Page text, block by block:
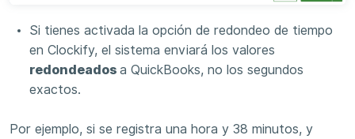
Si tienes activada la opción de redondeo de tiempo
en Clockify, el sistema enviará los valores
redondeados a QuickBooks, no los segundos
exactos.
Por ejemplo, si se registra una hora y 38 minutos, y